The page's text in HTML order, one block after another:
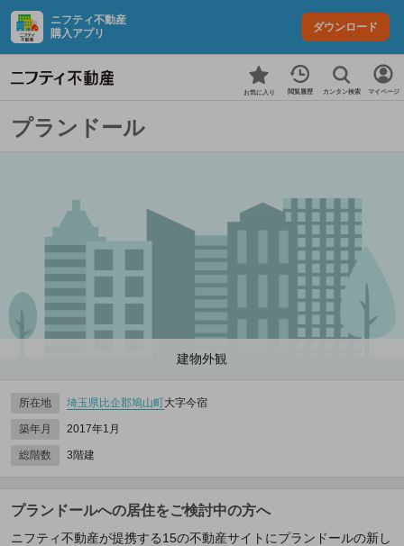
ニフティ不動産
購入アプリ
ダウンロード
お気に入り 閲覧履歴 カンタン検索 マイページ
プランドール
建物外観
所在地 埼玉県比企郡鳩山町大字今宿
築年月 2017年1月
総階数 3階建
プランドールへの居住をご検討中の方へ
ニフティ不動産が提携する15の不動産サイトにプランドールの新し